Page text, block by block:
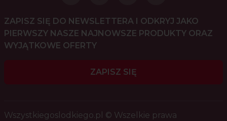
ZAPISZ SIĘ DO NEWSLETTERA I ODKRYJ JAKO
PIERWSZY NASZE NAJNOWSZE PRODUKTY ORAZ
WYJĄTKOWE OFERTY
ZAPISZ SIĘ
Wszystkiegoslodkiego.pl © Wszelkie prawa